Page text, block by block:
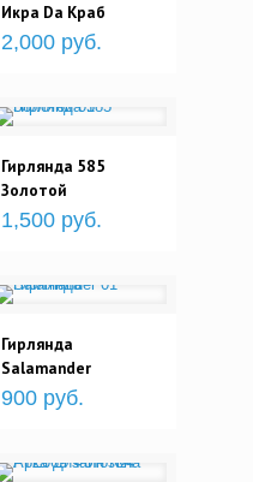
Икра Da Краб
2,000 руб.
Гирлянда 585
Золотой
1,500 руб.
Гирлянда
Salamander
900 руб.